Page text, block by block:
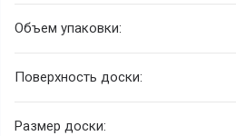
Объем упаковки:
Поверхность доски:
Размер доски: